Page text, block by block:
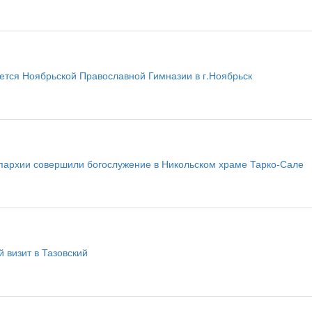
Ноябрьской Православной Гимназии в г.Ноябрьск
совершили богослужение в Никольском храме Тарко-Сале
визит в Тазовский